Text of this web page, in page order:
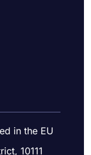
in the EU
10111